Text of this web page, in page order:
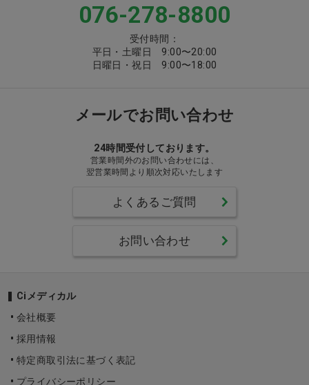
076-278-8800
受付時間：
平日・土曜日 9:00〜20:00
日曜日・祝日 9:00〜18:00
メールでお問い合わせ
24時間受付しております。
営業時間外のお問い合わせには、
翌営業時間より順次対応いたします
よくあるご質問
お問い合わせ
Ciメディカル
会社概要
採用情報
特定商取引法に基づく表記
プライバシーポリシー